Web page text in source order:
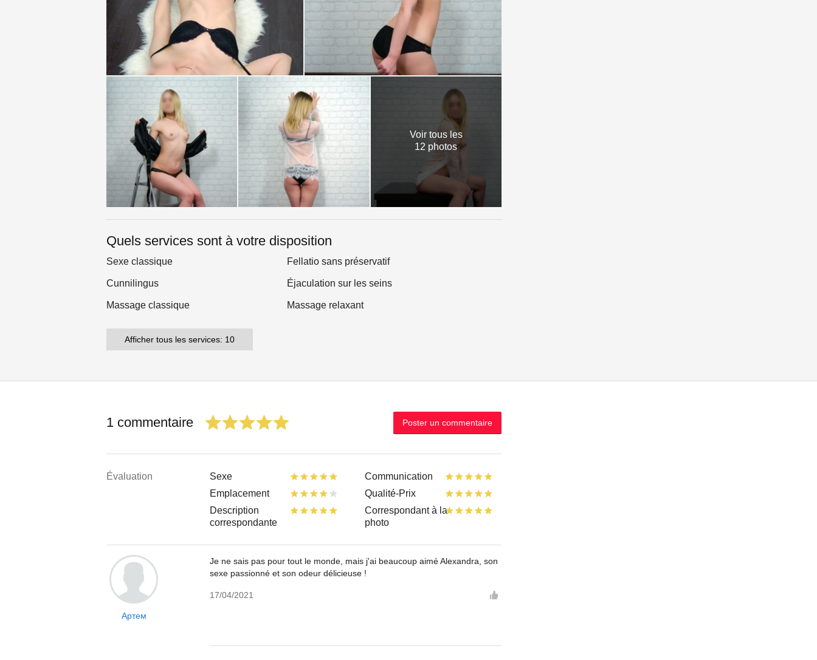
Voir tous les
12 photos
Quels services sont à votre disposition
Sexe classique Fellatio sans préservatif
Cunnilingus Éjaculation sur les seins
Massage classique Massage relaxant
Afficher tous les services: 10
1 commentaire Poster un commentaire
Évaluation
Sexe
Emplacement
Description
correspondante
Communication
Qualité-Prix
Correspondant à la
photo
Артем
Je ne sais pas pour tout le monde, mais j'ai beaucoup aimé Alexandra, son
sexe passionné et son odeur délicieuse !
17/04/2021